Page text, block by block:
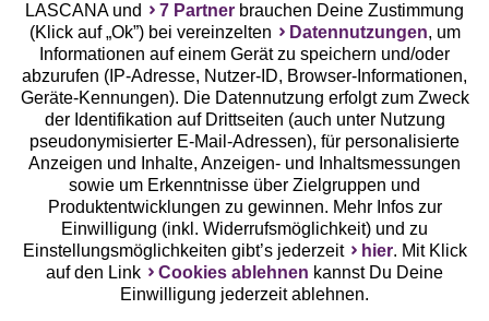
Geprüfte Sicherheit
Unsere Apps
LASCANA und 7 Partner brauchen Deine Zustimmung
(Klick auf „Ok”) bei vereinzelten
Datennutzungen, um
Informationen auf einem Gerät zu speichern und/oder
abzurufen (IP-Adresse, Nutzer-ID, Browser-Informationen,
Geräte-Kennungen). Die Datennutzung erfolgt zum Zweck
der Identifikation auf Drittseiten (auch unter Nutzung
pseudonymisierter E-Mail-Adressen), für personalisierte
Anzeigen und Inhalte, Anzeigen- und Inhaltsmessungen
sowie um Erkenntnisse über Zielgruppen und
Produktentwicklungen zu gewinnen. Mehr Infos zur
Einwilligung (inkl. Widerrufsmöglichkeit) und zu
Einstellungsmöglichkeiten gibt’s jederzeit
hier. Mit Klick
auf den Link
Cookies ablehnen kannst Du Deine
Einwilligung jederzeit ablehnen.